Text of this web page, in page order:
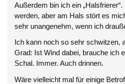
Außerdem bin ich ein
werden, aber am Hals stört es
sehr unangenehm, wenn ich
Ich kann noch so sehr schwitzen,
Grad: Ist Wind dabei, brauche ich
Schal. Immer. Auch drinnen.
Wäre vielleicht mal für einige